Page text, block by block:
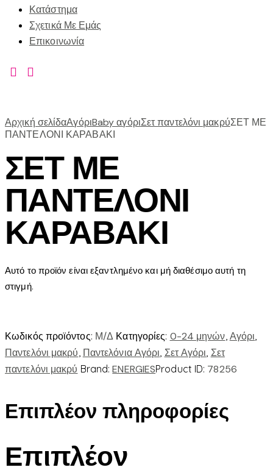
Κατάστημα
Σχετικά Με Εμάς
Επικοινωνία
Αρχική σελίδαΑγόριBaby αγόριΣετ παντελόνι μακρύΣΕΤ ΜΕ
ΠΑΝΤΕΛΟΝΙ ΚΑΡΑΒΑΚΙ
ΣΕΤ ΜΕ
ΠΑΝΤΕΛΟΝΙ
ΚΑΡΑΒΑΚΙ
Αυτό το προϊόν είναι εξαντλημένο και μή διαθέσιμο αυτή τη
στιγμή.
Κωδικός προϊόντος: Μ/Δ Κατηγορίες: 0-24 μηνών Αγόρι
Παντελόνι μακρύ Παντελόνια Αγόρι Σετ Αγόρι Σετ
παντελόνι μακρύ Brand:ENERGIESProduct ID: 78256
Επιπλέον πληροφορίες
Επιπλέον